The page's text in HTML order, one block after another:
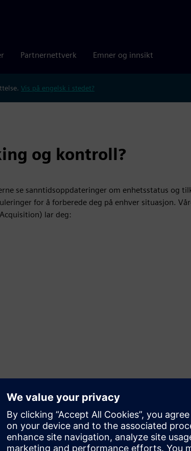
Partnernettverk Emner og innsikt
Vis på engelsk i stedet?
og kontroll?
se sanntidsoppdateringer om enhetsstatus og
for å forberede deg på enhver situasjon.
lar deg: